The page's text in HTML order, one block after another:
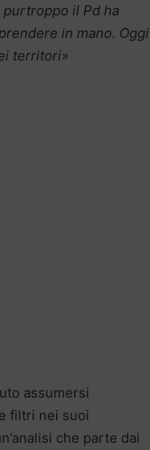
purtroppo il Pd ha
in mano. Oggi
territori»
assumersi
filtri nei suoi
che parte dai